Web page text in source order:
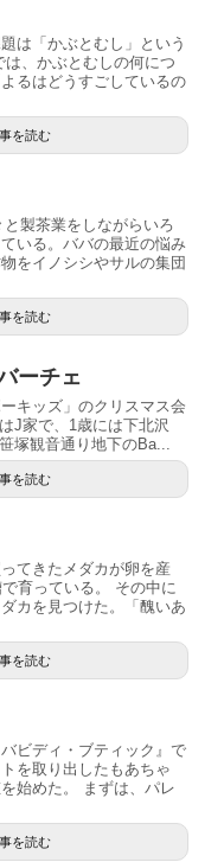
は「かぶとむし」という
は、かぶとむしの何につ
るはどうすごしているの
を読む
製茶業をしながらいろ
いる。ババの最近の悩み
をイノシシやサルの集団
を読む
ーチェ
キッズ」のクリスマス会
J家で、1歳には下北沢
塚観音通り地下のBa...
を読む
てきたメダカが卵を産
育っている。 その中に
カを見つけた。「醜いあ
を読む
ビディ・ブティック』で
を取り出したもあちゃ
始めた。 まずは、パレ
を読む